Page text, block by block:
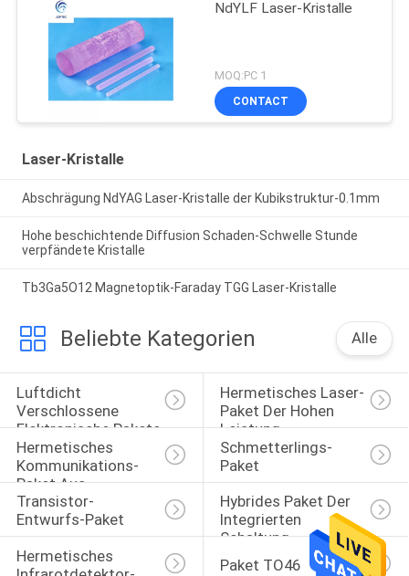
NdYLF Laser-Kristalle
MOQ:PC 1
CONTACT
Laser-Kristalle
Abschrägung NdYAG Laser-Kristalle der Kubikstruktur-0.1mm
Hohe beschichtende Diffusion Schaden-Schwelle Stunde
verpfändete Kristalle
Tb3Ga5O12 Magnetoptik-Faraday TGG Laser-Kristalle
Beliebte Kategorien Alle
Luftdicht
Verschlossene
Elektronische Pakete
Hermetisches Laser-
Paket Der Hohen
Leistung
Hermetisches
Kommunikations-
Paket Aus
Optischen Fasern
Schmetterlings-
Paket
Transistor-
Entwurfs-Paket
Hybrides Paket Der
Integrierten
Schaltung
Hermetisches
Paket TO46